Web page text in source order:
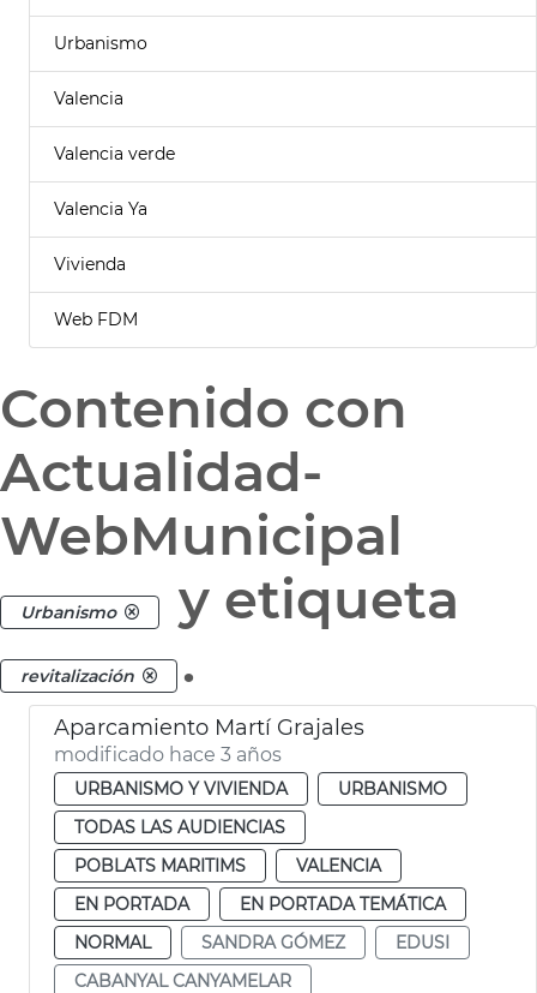
Urbanismo
Valencia
Valencia verde
Valencia Ya
Vivienda
Web FDM
Contenido con
Actualidad-
WebMunicipal
Urbanismo y etiqueta
revitalización .
Aparcamiento Martí Grajales
modificado hace 3 años
URBANISMO Y VIVIENDA
URBANISMO
TODAS LAS AUDIENCIAS
POBLATS MARITIMS
VALENCIA
EN PORTADA
EN PORTADA TEMÁTICA
NORMAL
SANDRA GÓMEZ
EDUSI
CABANYAL CANYAMELAR